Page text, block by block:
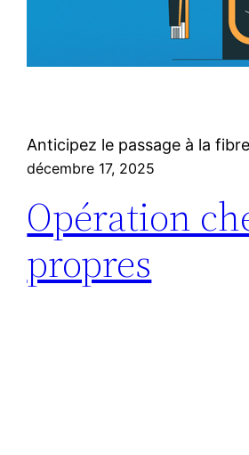
Anticipez le passage à la
décembre 17, 2025
Opération
propres